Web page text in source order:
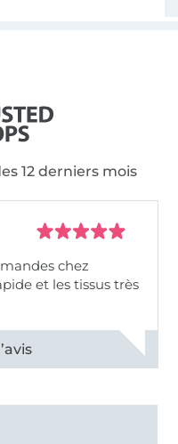
12 derniers mois
chez
et les tissus très